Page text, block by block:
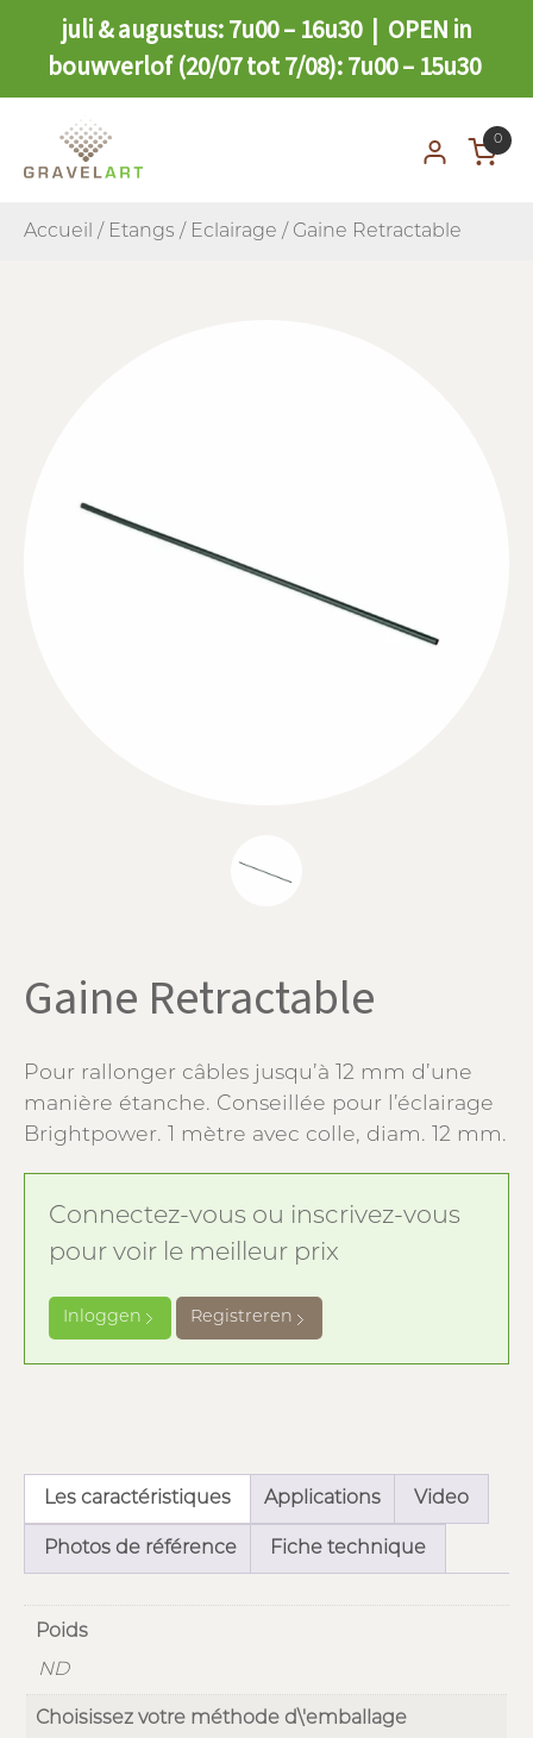
juli & augustus: 7u00 – 16u30 | OPEN in
bouwverlof (20/07 tot 7/08): 7u00 – 15u30
0
Accueil / Etangs / Eclairage / Gaine Retractable
Gaine Retractable
Pour rallonger câbles jusqu’à 12 mm d’une
manière étanche. Conseillée pour l’éclairage
Brightpower. 1 mètre avec colle, diam. 12 mm.
Connectez-vous ou inscrivez-vous
pour voir le meilleur prix
Inloggen Registreren
Les caractéristiques Applications Video
Photos de référence Fiche technique
Poids
ND
Choisissez votre méthode d\'emballage